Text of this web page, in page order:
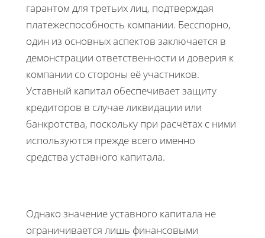
гарантом для третьих лиц, подтверждая
платежеспособность компании. Бесспорно,
один из основных аспектов заключается в
демонстрации ответственности и доверия к
компании со стороны её участников.
Уставный капитал обеспечивает защиту
кредиторов в случае ликвидации или
банкротства, поскольку при расчётах с ними
используются прежде всего именно
средства уставного капитала.
Однако значение уставного капитала не
ограничивается лишь финансовыми